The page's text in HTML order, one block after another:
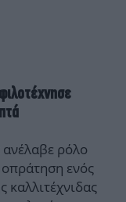
ρόλο
ενός
καλλιτέχνιδας